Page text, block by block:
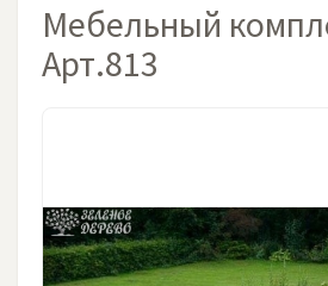
Мебельный
Арт.813